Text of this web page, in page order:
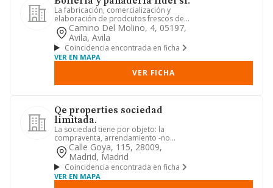
La fabricación, comercialización y
elaboración de prodcutos frescos de
panaderia, tales como panes,...
Camino Del Molino, 4, 05197,
Avila, Avila
Coincidencia encontrada en ficha
VER EN MAPA
VER FICHA
Qe properties sociedad
limitada.
La sociedad tiene por objeto: la
compraventa, arrendamiento -no
financiero-, rehabilitación y resta...
Calle Goya, 115, 28009,
Madrid, Madrid
Coincidencia encontrada en ficha
VER EN MAPA